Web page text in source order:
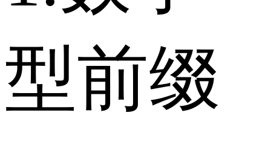
型前缀